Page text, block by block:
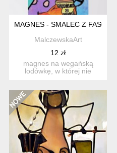
HUMMUS - BE VEGAN
MAGNES - SMALEC Z FASOLI
MalczewskaArt
12 zł
magnes na wegańską
lodówkę, w której nie